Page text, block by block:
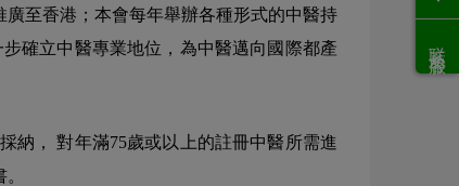
至香港；本會每年舉辦各種形式的中醫持
確立中醫專業地位，為中醫邁向國際都產
納， 對年滿75歲或以上的註冊中醫所需進